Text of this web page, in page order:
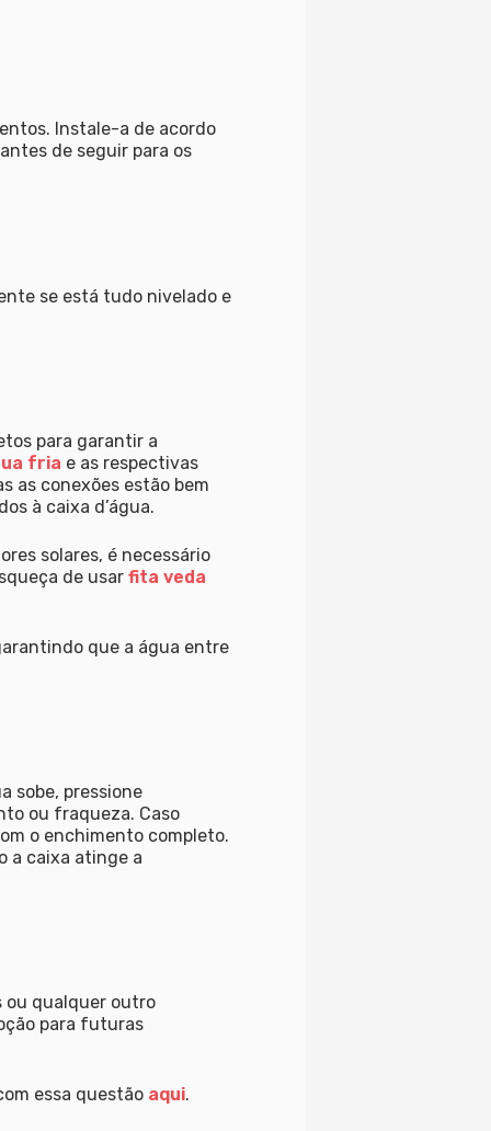
Instale-a de acordo
de seguir para os
se está tudo nivelado e
para garantir a
fria e as respectivas
as conexões estão bem
à caixa d’água.
solares, é necessário
de usar fita veda
que a água entre
sobe, pressione
ou fraqueza. Caso
o enchimento completo.
a caixa atinge a
ou qualquer outro
para futuras
essa questão aqui.